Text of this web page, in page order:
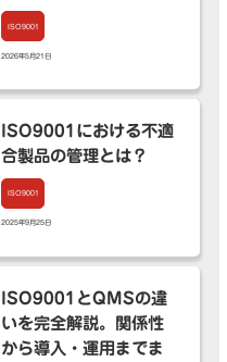
ISO9001
2026年5月21日
ISO9001
2025年9月25日
ISO9001における不適
合製品の管理とは？
ISO9001とQMSの違
いを完全解説。関係性
から導入・運用までま